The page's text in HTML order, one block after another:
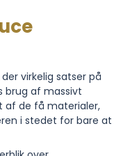
virkelig satser på
brug af massivt
af de få materialer,
i stedet for bare at